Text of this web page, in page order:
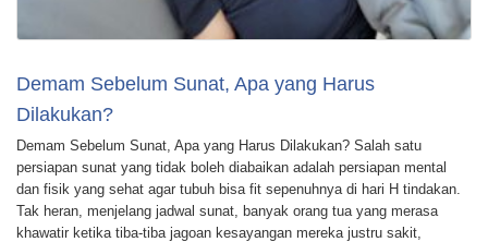
Demam Sebelum Sunat, Apa yang Harus
Dilakukan?
Demam Sebelum Sunat, Apa yang Harus Dilakukan? Salah satu
persiapan sunat yang tidak boleh diabaikan adalah persiapan mental
dan fisik yang sehat agar tubuh bisa fit sepenuhnya di hari H tindakan.
Tak heran, menjelang jadwal sunat, banyak orang tua yang merasa
khawatir ketika tiba-tiba jagoan kesayangan mereka justru sakit,